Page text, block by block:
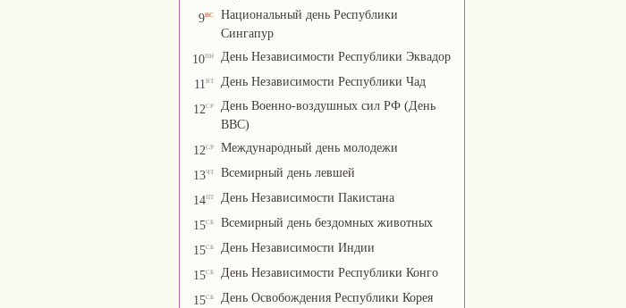
9вс
Национальный день Республики
Сингапур
10пн День Независимости Республики Эквадор
11вт День Независимости Республики Чад
12ср
День Военно-воздушных сил РФ (День
ВВС)
12ср Международный день молодежи
13чт Всемирный день левшей
14пт День Независимости Пакистана
15сб Всемирный день бездомных животных
15сб День Независимости Индии
15сб День Независимости Республики Конго
15сб День Освобождения Республики Корея